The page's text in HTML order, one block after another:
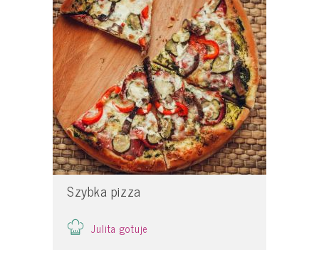
Szybka pizza
Julita gotuje